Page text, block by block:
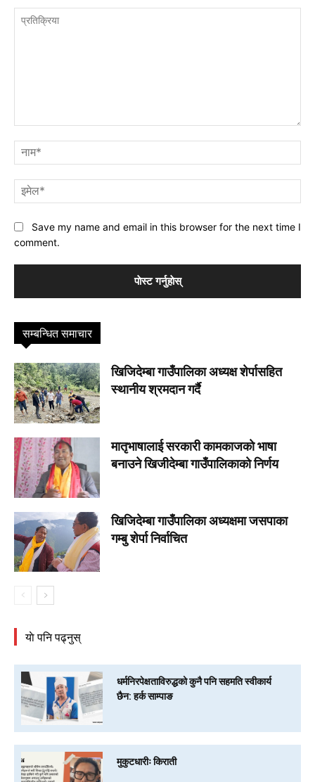
Save my name and email in this browser for the next time I
comment.
सम्बन्धित समाचार
खिजिदेम्बा गाउँपालिका अध्यक्ष शेर्पासहित
स्थानीय श्रमदान गर्दै
मातृभाषालाई सरकारी कामकाजकाे भाषा
बनाउने खिजीदेम्बा गाउँपालिकाकाे निर्णय
खिजिदेम्बा गाउँपालिका अध्यक्षमा जसपाका
गम्बु शेर्पा निर्वाचित
याे पनि पढ्नुस्
धर्मनिरपेक्षताविरुद्धको कुनै पनि सहमति स्वीकार्य
छैन: हर्क साम्पाङ
मुकुटधारीः किराती